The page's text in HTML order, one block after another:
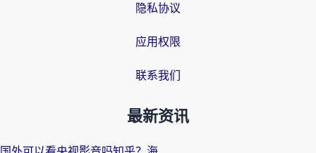
隐私协议
应用权限
联系我们
最新资讯